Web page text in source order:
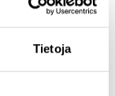
Tietoja